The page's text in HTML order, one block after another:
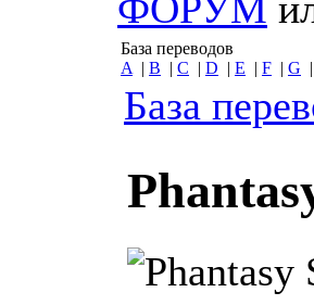
База переводов
A | B | C | D | E | F | G |
База